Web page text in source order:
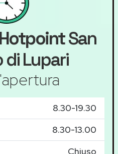
HotpointSan
Lupari
8.30-19.30
8.30-13.00
Chiuso